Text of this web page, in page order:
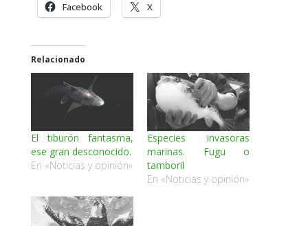
Facebook X
Relacionado
El tiburón fantasma,
ese gran desconocido.
En «Noticias y opinión»
Especies invasoras
marinas. Fugu o
tamboril
En «Noticias y opinión»